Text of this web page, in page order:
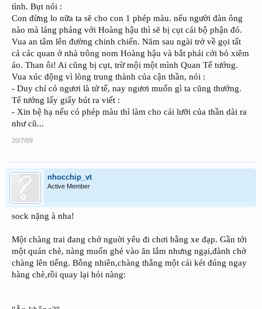
tình. Bụt nói :
Con đừng lo nữa ta sẽ cho con 1 phép màu. nếu người đàn ông
nào mà láng pháng với Hoàng hậu thì sẽ bị cụt cái bộ phận đó.
Vua an tâm lên đường chinh chiến. Năm sau ngài trở về gọi tất
cả các quan ở nhà trông nom Hoàng hậu và bắt phải cởi bỏ xiêm
áo. Than ôi! Ai cũng bị cụt, trừ mội một mình Quan Tể tướng.
Vua xúc động vì lòng trung thành của cận thần, nói :
- Duy chỉ có ngươi là tử tế, nay ngươi muốn gì ta cũng thưởng.
Tể tướng lấy giấy bút ra viết :
- Xin bệ hạ nếu có phép màu thì làm cho cái lưỡi của thần dài ra
như cũ...
20/7/09
nhocchip_vt
Active Member
sock nặng à nha!
Một chàng trai đang chở nguời yêu đi chơi bằng xe đạp. Gần tới
một quán chè, nàng muốn ghé vào ăn lắm nhưng ngại,đành chờ
chàng lên tiếng. Bỗng nhiên,chàng thắng một cái két đúng ngay
hàng chè,rồi quay lại hỏi nàng: